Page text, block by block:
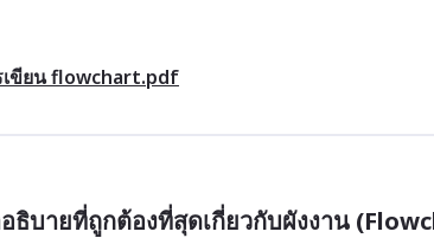
เขียน flowchart.pdf
ธิบายที่ถูกต้องที่สุดเกี่ยวกับผังงาน